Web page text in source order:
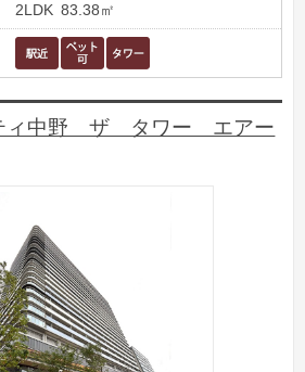
2LDK 83.38㎡
ィ中野 ザ タワー エアー